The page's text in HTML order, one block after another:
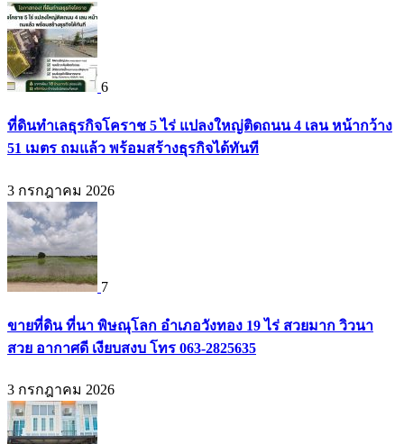
6
ที่ดินทำเลธุรกิจโคราช 5 ไร่ แปลงใหญ่ติดถนน 4 เลน หน้ากว้าง
51 เมตร ถมแล้ว พร้อมสร้างธุรกิจได้ทันที
3 กรกฎาคม 2026
7
ขายที่ดิน ที่นา พิษณุโลก อำเภอวังทอง 19 ไร่ สวยมาก วิวนา
สวย อากาศดี เงียบสงบ โทร 063-2825635
3 กรกฎาคม 2026